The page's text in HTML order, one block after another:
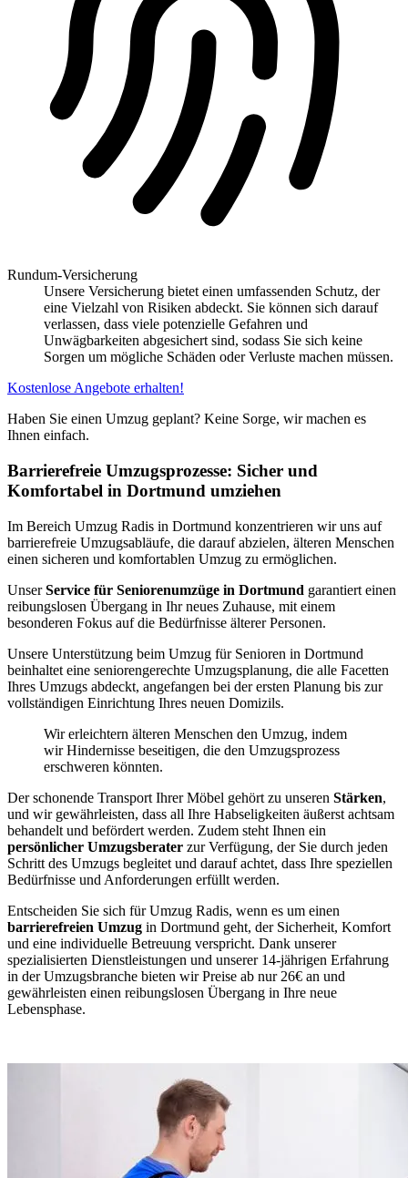
Rundum-Versicherung
Unsere Versicherung bietet einen umfassenden Schutz, der
eine Vielzahl von Risiken abdeckt. Sie können sich darauf
verlassen, dass viele potenzielle Gefahren und
Unwägbarkeiten abgesichert sind, sodass Sie sich keine
Sorgen um mögliche Schäden oder Verluste machen müssen.
Kostenlose Angebote erhalten!
Haben Sie einen Umzug geplant? Keine Sorge, wir machen es
Ihnen einfach.
Barrierefreie Umzugsprozesse: Sicher und
Komfortabel in Dortmund umziehen
Im Bereich Umzug Radis in Dortmund konzentrieren wir uns auf
barrierefreie Umzugsabläufe, die darauf abzielen, älteren Menschen
einen sicheren und komfortablen Umzug zu ermöglichen.
UnserService für Seniorenumzüge in Dortmund garantiert einen
reibungslosen Übergang in Ihr neues Zuhause, mit einem
besonderen Fokus auf die Bedürfnisse älterer Personen.
Unsere Unterstützung beim Umzug für Senioren in Dortmund
beinhaltet eine seniorengerechte Umzugsplanung, die alle Facetten
Ihres Umzugs abdeckt, angefangen bei der ersten Planung bis zur
vollständigen Einrichtung Ihres neuen Domizils.
Wir erleichtern älteren Menschen den Umzug, indem
wir Hindernisse beseitigen, die den Umzugsprozess
erschweren könnten.
Der schonende Transport Ihrer Möbel gehört zu unseren Stärken,
und wir gewährleisten, dass all Ihre Habseligkeiten äußerst achtsam
behandelt und befördert werden. Zudem steht Ihnen ein
persönlicher Umzugsberater zur Verfügung, der Sie durch jeden
Schritt des Umzugs begleitet und darauf achtet, dass Ihre speziellen
Bedürfnisse und Anforderungen erfüllt werden.
Entscheiden Sie sich für Umzug Radis, wenn es um einen
barrierefreien Umzug in Dortmund geht, der Sicherheit, Komfort
und eine individuelle Betreuung verspricht. Dank unserer
spezialisierten Dienstleistungen und unserer 14-jährigen Erfahrung
in der Umzugsbranche bieten wir Preise ab nur 26€ an und
gewährleisten einen reibungslosen Übergang in Ihre neue
Lebensphase.